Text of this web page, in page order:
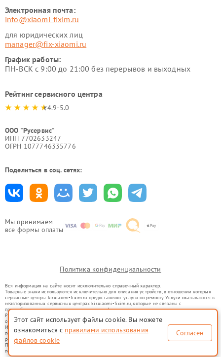
Мы принимаем
все формы оплаты
Электронная почта:
info@xiaomi-fixim.ru
для юридических лиц
manager@fix-xiaomi.ru
График работы:
ПН-ВСК с 9:00 до 21:00 без перерывов и выходных
Рейтинг сервисного центра
4.9-5.0
ООО "Русервис"
ИНН 7702633247
ОГРН 1077746335776
Поделиться в соц. сетях:
Политика конфиденциальности
Вся информация на сайте носит исключительно справочный характер.
Товарные знаки используются исключительно для описания устройств, в отношении которых
сервисные центры kir.xiaomi-fixim.ru предоставляют услуги по ремонту. Услуги оказываются в
неавторизованных сервисных центрах kir.xiaomi-fixim.ru, которые не связаны с
правообладателями товарных знаков или их официальными представителями.
Ремонт осуществляется для устройств, уже введенных в гражданский оборот в соответствии
со статьей 1487 ГК РФ.
Использование товарных знаков не преследует цели индивидуализации услуг или введения
потребителей в заблуждение, а служит для информирования о предоставляемых услугах по
ремонту техники указанных брендов.
Представленная на сайте информация не является публичной офертой, определяемой
положениями Статьи 437(2) Гражданского кодекса РФ
Этот сайт использует файлы cookie. Вы можете
ознакомиться с правилами использования
файлов cookie
Согласен